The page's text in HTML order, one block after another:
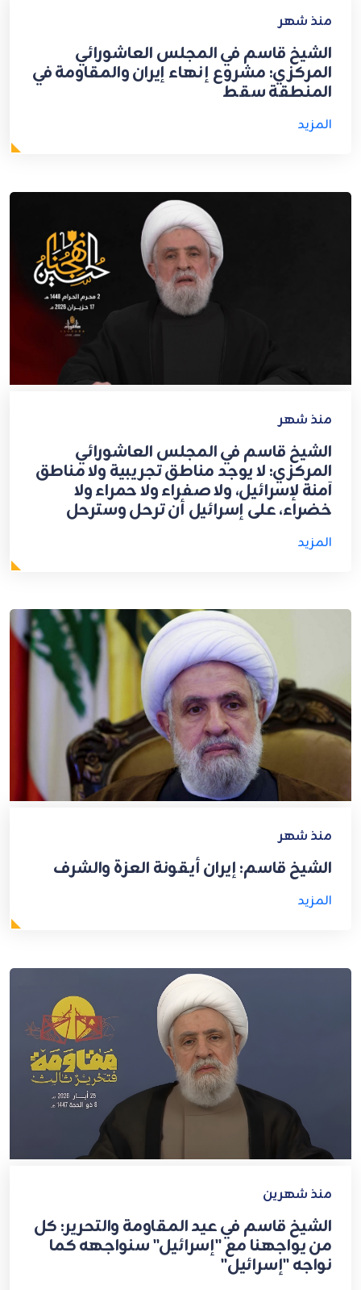
منذ شهر
الشيخ قاسم في المجلس العاشورائي
المركزي: مشروع إنهاء إيران والمقاومة في
المنطقة سقط
المزيد
منذ شهر
الشيخ قاسم في المجلس العاشورائي
المركزي: لا يوجد مناطق تجريبية ولا مناطق
آمنة لإسرائيل، ولا صفراء ولا حمراء ولا
خضراء، على إسرائيل أن ترحل وسترحل
المزيد
منذ شهر
الشيخ قاسم: إيران أيقونة العزة والشرف
المزيد
منذ شهرين
الشيخ قاسم في عيد المقاومة والتحرير: كل
من يواجهنا مع "إسرائيل" سنواجهه كما
نواجه "إسرائيل"